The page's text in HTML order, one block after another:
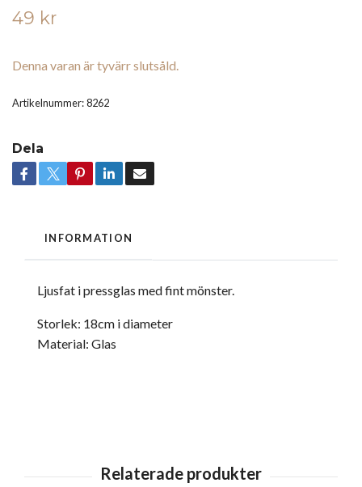
49 kr
Denna varan är tyvärr slutsåld.
Artikelnummer:8262
Dela
INFORMATION
Ljusfat i pressglas med fint mönster.
Storlek: 18cm i diameter
Material: Glas